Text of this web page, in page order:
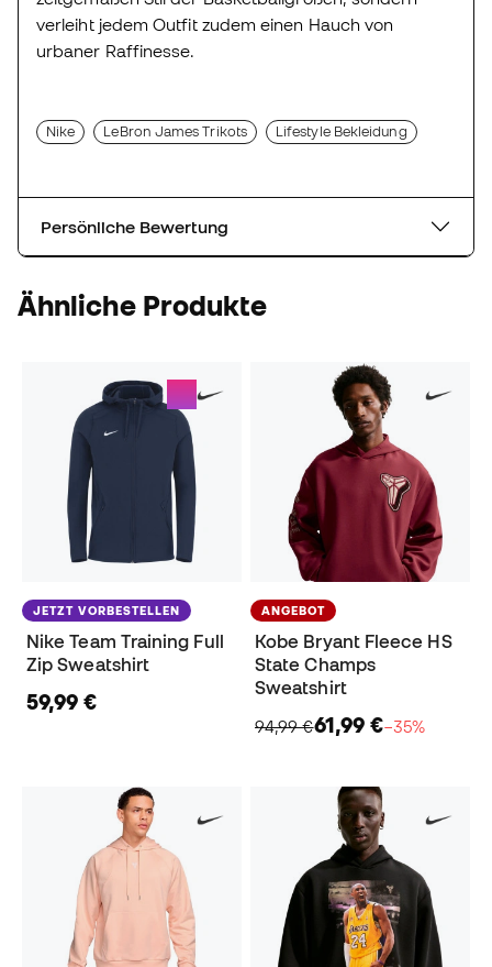
verleiht jedem Outfit zudem einen Hauch von
urbaner Raffinesse.
Nike LeBron James Trikots Lifestyle Bekleidung
Persönliche Bewertung
Ähnliche Produkte
JETZT VORBESTELLEN
Nike Team Training Full
Zip Sweatshirt
59,99 €
ANGEBOT
Kobe Bryant Fleece HS
State Champs
Sweatshirt
94,99 €61,99 €−35%